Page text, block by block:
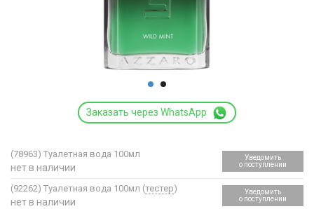
Заказать через WhatsApp
(78963) Туалетная вода 100мл
нет в наличии
Уведомить
о поступлении
(92262) Туалетная вода 100мл (тестер)
нет в наличии
Уведомить
о поступлении